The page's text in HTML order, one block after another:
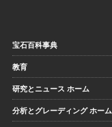
宝石百科事典
教育
研究とニュース ホーム
分析とグレーディング ホーム